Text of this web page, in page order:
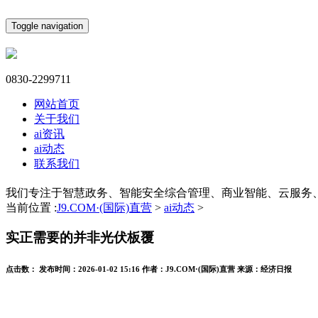
Toggle navigation
0830-2299711
网站首页
关于我们
ai资讯
ai动态
联系我们
我们专注于智慧政务、智能安全综合管理、商业智能、云服务
当前位置 :J9.COM·(国际)直营 > ai动态 >
实正需要的并非光伏板覆
点击数： 发布时间： 2026-01-02 15:16 作者： J9.COM·(国际)直营 来源： 经济日报